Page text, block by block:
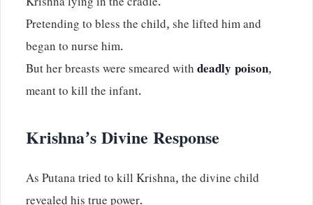
Pretending to bless the child, she lifted him and
began to nurse him.
But her breasts were smeared withdeadly poison,
meant to kill the infant.
Krishna’s Divine Response
As Putana tried to kill Krishna, the divine child